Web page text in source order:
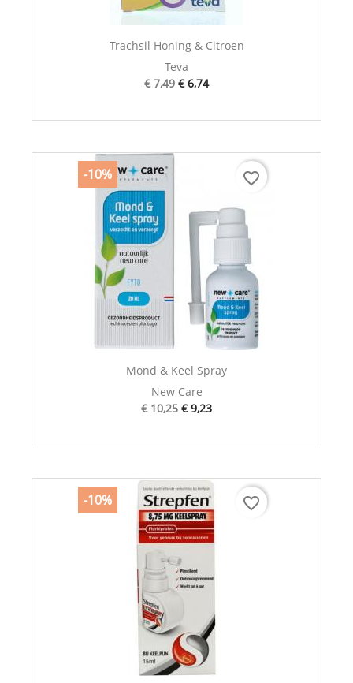
Trachsil Honing & Citroen
Teva
€ 7,49 € 6,74
Mond & Keel Spray
New Care
€ 10,25 € 9,23
-10% favorite_border
-10% favorite_border